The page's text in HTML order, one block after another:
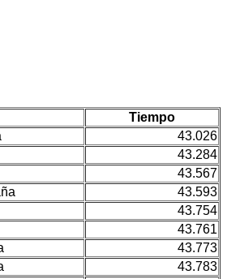
Tiempo
43.026
43.284
43.567
43.593
43.754
43.761
43.773
43.783